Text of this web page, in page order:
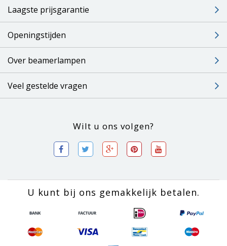
Laagste prijsgarantie
Openingstijden
Over beamerlampen
Veel gestelde vragen
Wilt u ons volgen?
U kunt bij ons gemakkelijk betalen.